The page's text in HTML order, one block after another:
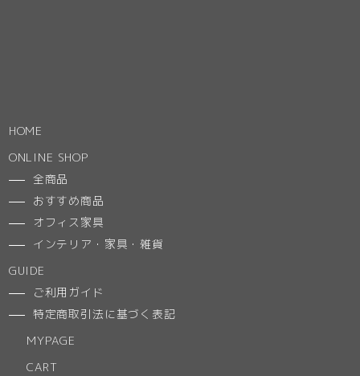
HOME
ONLINE SHOP
全商品
おすすめ商品
オフィス家具
インテリア・家具・雑貨
GUIDE
ご利用ガイド
特定商取引法に基づく表記
MYPAGE
CART